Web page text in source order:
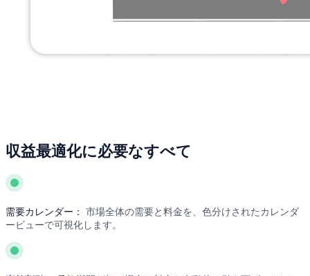
収益最適化に必要なすべて
需要カレンダー：
市場全体の需要と料金を、色分けされたカレンダ
ービューで可視化します。